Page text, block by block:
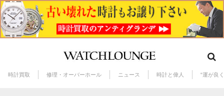
時計買取 修理・オーバーホール ニュース 時計と偉人 “運が良